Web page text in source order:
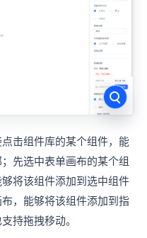
击组件库的某个组件，能
先选中表单画布的某个组
将该组件添加到选中组件
，能够将该组件添加到指
持拖拽移动。